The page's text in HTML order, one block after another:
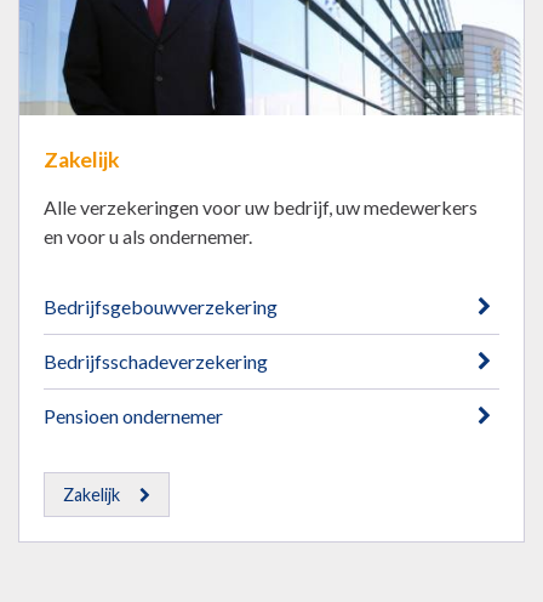
Zakelijk
Alle verzekeringen voor uw bedrijf, uw medewerkers
en voor u als ondernemer.
Bedrijfsgebouwverzekering
Bedrijfsschadeverzekering
Pensioen ondernemer
Zakelijk